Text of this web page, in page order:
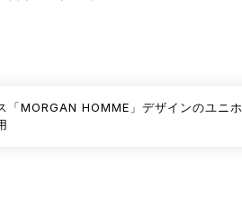
「MORGAN HOMME」デザインのユニホ